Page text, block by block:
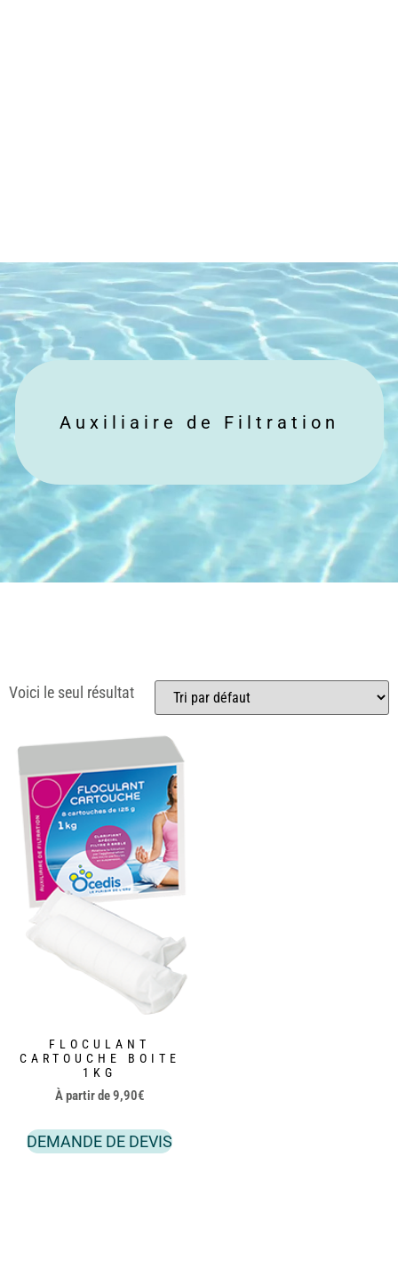
Auxiliaire de Filtration
Voici le seul résultat
FLOCULANT
CARTOUCHE BOITE
1KG
À partir de9,90€
DEMANDE DE DEVIS